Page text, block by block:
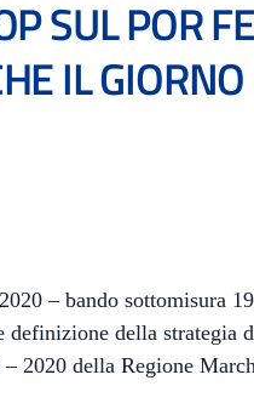
SUL POR
IL
– bando sottomisura
definizione della
2020 della Regione